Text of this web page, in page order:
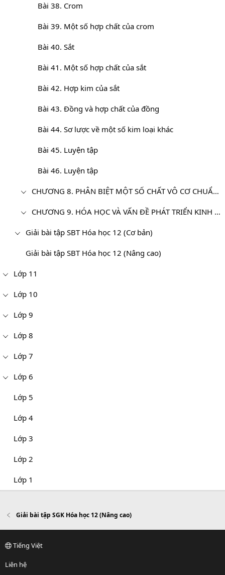
Bài 38. Crom
Bài 39. Một số hợp chất của crom
Bài 40. Sắt
Bài 41. Một số hợp chất của sắt
Bài 42. Hợp kim của sắt
Bài 43. Đồng và hợp chất của đồng
Bài 44. Sơ lược về một số kim loại khác
Bài 45. Luyện tập
Bài 46. Luyện tập
CHƯƠNG 8. PHÂN BIỆT MỘT SỐ CHẤT VÔ CƠ CHUẨN ĐỘ DUNG DỊCH
CHƯƠNG 9. HÓA HỌC VÀ VẤN ĐỀ PHÁT TRIỂN KINH TẾ, XÃ HỘI, MÔI TRƯỜNG - HÓA 12 NÂNG CAO
Giải bài tập SBT Hóa học 12 (Cơ bản)
Giải bài tập SBT Hóa học 12 (Nâng cao)
Lớp 11
Lớp 10
Lớp 9
Lớp 8
Lớp 7
Lớp 6
Lớp 5
Lớp 4
Lớp 3
Lớp 2
Lớp 1
Giải bài tập SGK Hóa học 12 (Nâng cao)
Tiếng Việt
Liên hệ